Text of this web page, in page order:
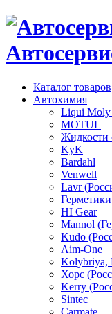
Каталог товаров
Автохимия
Liqui Moly
MOTUL
Жидкости
KyK
Bardahl
Venwell
Lavr
HI Gear
Mannol
Kudo
Aim-One
Kolybriya,
Хорс
Kerry
Sintec
Carmate